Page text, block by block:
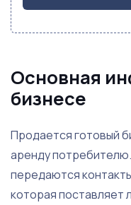
Основная
бизнесе
Продается готовый
аренду
передаются
которая поставляет